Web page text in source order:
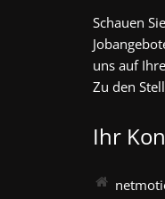
Schauen
uns auf
Zu den
Ihr